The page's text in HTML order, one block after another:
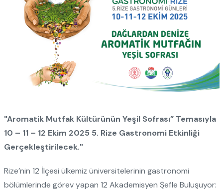
"Aromatik Mutfak Kültürünün Yeşil Sofrası” Temasıyla
10 – 11 – 12 Ekim 2025 5. Rize Gastronomi Etkinliği
Gerçekleştirilecek."
Rize’nin 12 İlçesi ülkemiz üniversitelerinin gastronomi
bölümlerinde görev yapan 12 Akademisyen Şefle Buluşuyor: